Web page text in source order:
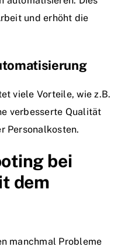
und erhöht die
viele Vorteile, wie z.B.
verbesserte Qualität
Personalkosten.
bei
dem
manchmal Probleme